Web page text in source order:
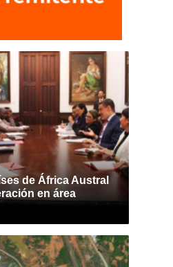
de África Austral
en área